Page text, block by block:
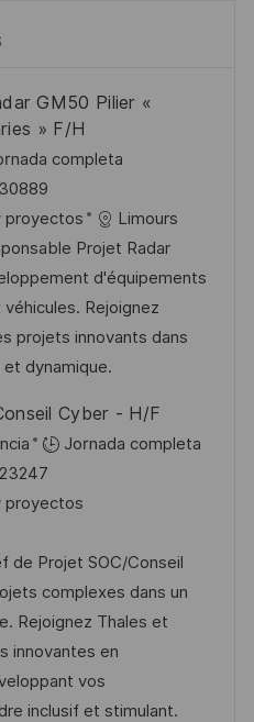
GM50 Pilier «
» F/H
completa
proyectos
Limours
Projet Radar
d'équipements
Rejoignez
projets innovants dans
dynamique.
Cyber - H/F
Jornada completa
proyectos
de Projet SOC/Conseil
complexes dans un
Rejoignez Thales et
innovantes en
vos
inclusif et stimulant.